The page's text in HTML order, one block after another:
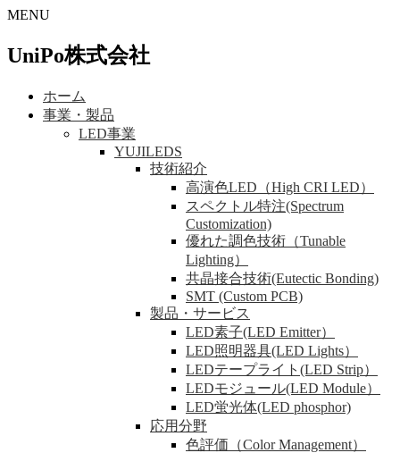
MENU
UniPo株式会社
ホーム
事業・製品
LED事業
YUJILEDS
技術紹介
高演色LED（High CRI LED）
スペクトル特注(Spectrum
Customization)
優れた調色技術（Tunable
Lighting）
共晶接合技術(Eutectic Bonding)
SMT (Custom PCB)
製品・サービス
LED素子(LED Emitter）
LED照明器具(LED Lights）
LEDテープライト(LED Strip）
LEDモジュール(LED Module）
LED蛍光体(LED phosphor)
応用分野
色評価（Color Management）